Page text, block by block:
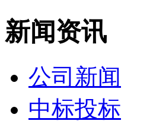
新闻资讯
公司新闻
中标投标